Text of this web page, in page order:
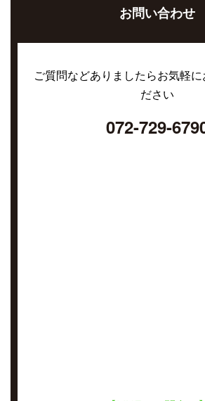
お問い合わせ
ご質問などありましたらお気軽に
ださい
072-729-